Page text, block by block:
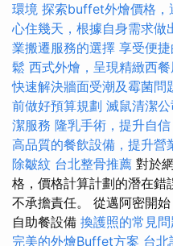
環境 探索buffet外燴價格，
心住幾天，根據自身需求做
業搬遷服務的選擇 享受便
鬆 西式外燴，呈現精緻西
快速解決牆面受潮及霉菌問
前做好預算規劃 滅鼠清潔
潔服務 隆乳手術，提升自
高品質的餐飲設備，提升營
除皺紋 台北整骨推薦 對於
格，價格計算計劃的潛在錯
不承擔責任。 從邁阿密開
自助餐設備 換護照的常見
完美的外燴Buffet方案 台北